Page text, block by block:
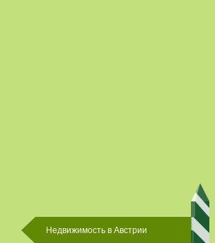
Недвижимость в Австрии